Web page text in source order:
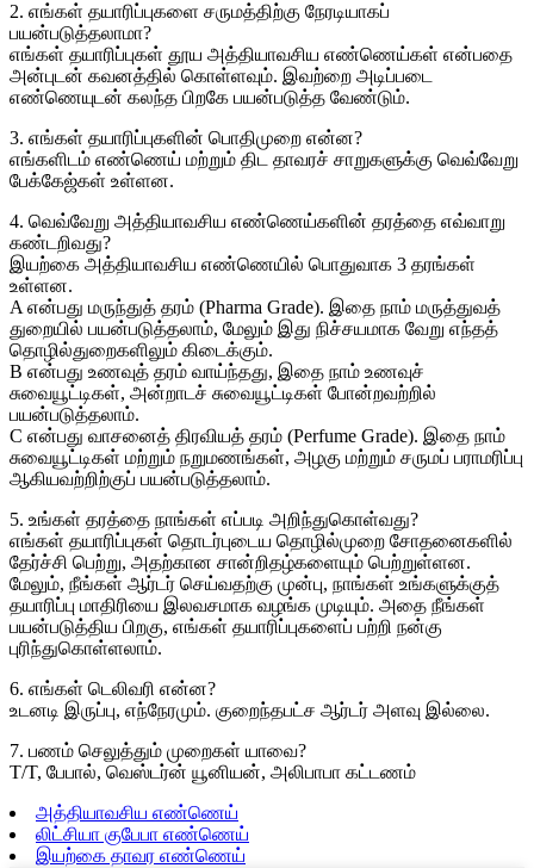
2. எங்கள் தயாரிப்புகளை சருமத்திற்கு நேரடியாகப்
பயன்படுத்தலாமா?
எங்கள் தயாரிப்புகள் தூய அத்தியாவசிய எண்ணெய்கள் என்பதை
அன்புடன் கவனத்தில் கொள்ளவும். இவற்றை அடிப்படை
எண்ணெயுடன் கலந்த பிறகே பயன்படுத்த வேண்டும்.
3. எங்கள் தயாரிப்புகளின் பொதிமுறை என்ன?
எங்களிடம் எண்ணெய் மற்றும் திட தாவரச் சாறுகளுக்கு வெவ்வேறு
பேக்கேஜ்கள் உள்ளன.
4. வெவ்வேறு அத்தியாவசிய எண்ணெய்களின் தரத்தை எவ்வாறு
கண்டறிவது?
இயற்கை அத்தியாவசிய எண்ணெயில் பொதுவாக 3 தரங்கள்
உள்ளன.
A என்பது மருந்துத் தரம் (Pharma Grade). இதை நாம் மருத்துவத்
துறையில் பயன்படுத்தலாம், மேலும் இது நிச்சயமாக வேறு எந்தத்
தொழில்துறைகளிலும் கிடைக்கும்.
B என்பது உணவுத் தரம் வாய்ந்தது, இதை நாம் உணவுச்
சுவையூட்டிகள், அன்றாடச் சுவையூட்டிகள் போன்றவற்றில்
பயன்படுத்தலாம்.
C என்பது வாசனைத் திரவியத் தரம் (Perfume Grade). இதை நாம்
சுவையூட்டிகள் மற்றும் நறுமணங்கள், அழகு மற்றும் சருமப் பராமரிப்பு
ஆகியவற்றிற்குப் பயன்படுத்தலாம்.
5. உங்கள் தரத்தை நாங்கள் எப்படி அறிந்துகொள்வது?
எங்கள் தயாரிப்புகள் தொடர்புடைய தொழில்முறை சோதனைகளில்
தேர்ச்சி பெற்று, அதற்கான சான்றிதழ்களையும் பெற்றுள்ளன.
மேலும், நீங்கள் ஆர்டர் செய்வதற்கு முன்பு, நாங்கள் உங்களுக்குத்
தயாரிப்பு மாதிரியை இலவசமாக வழங்க முடியும். அதை நீங்கள்
பயன்படுத்திய பிறகு, எங்கள் தயாரிப்புகளைப் பற்றி நன்கு
புரிந்துகொள்ளலாம்.
6. எங்கள் டெலிவரி என்ன?
உடனடி இருப்பு, எந்நேரமும். குறைந்தபட்ச ஆர்டர் அளவு இல்லை.
7. பணம் செலுத்தும் முறைகள் யாவை?
T/T, பேபால், வெஸ்டர்ன் யூனியன், அலிபாபா கட்டணம்
அத்தியாவசிய எண்ணெய்
லிட்சியா குபேபா எண்ணெய்
இயற்கை தாவர எண்ணெய்